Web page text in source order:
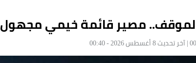
مصير قائمة خيمي مجهول